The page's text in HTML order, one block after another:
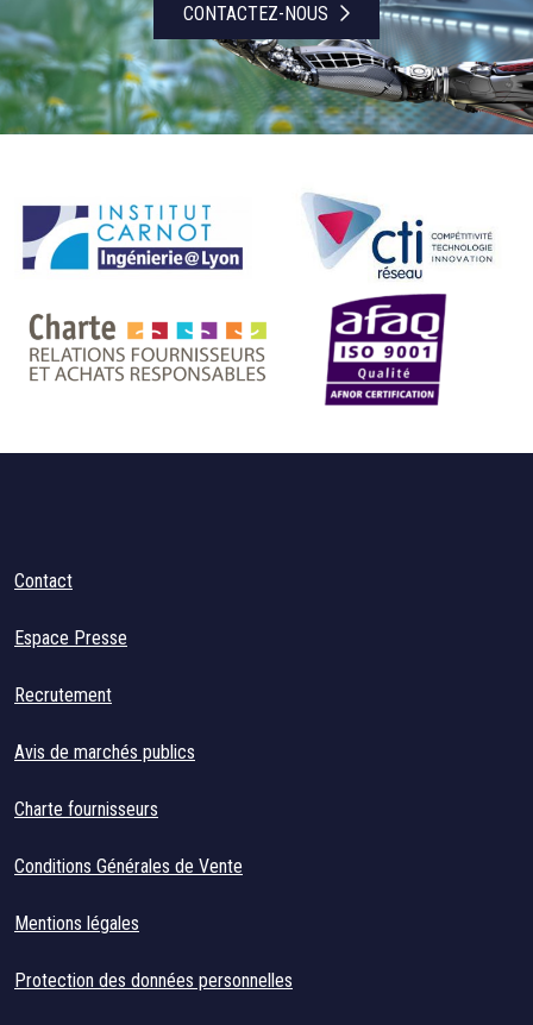
CONTACTEZ-NOUS
Contact
Espace Presse
Recrutement
Avis de marchés publics
Charte fournisseurs
Conditions Générales de Vente
Mentions légales
Protection des données personnelles